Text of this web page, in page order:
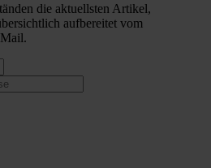
die aktuellsten Artikel,
aufbereitet vom